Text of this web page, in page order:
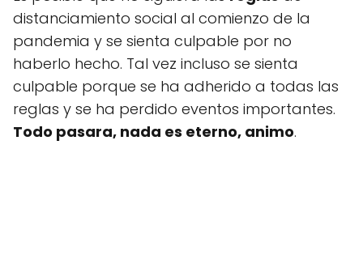
distanciamiento social al comienzo de la
pandemia y se sienta culpable por no
haberlo hecho. Tal vez incluso se sienta
culpable porque se ha adherido a todas las
reglas y se ha perdido eventos importantes.
Todo pasara, nada es eterno, animo.